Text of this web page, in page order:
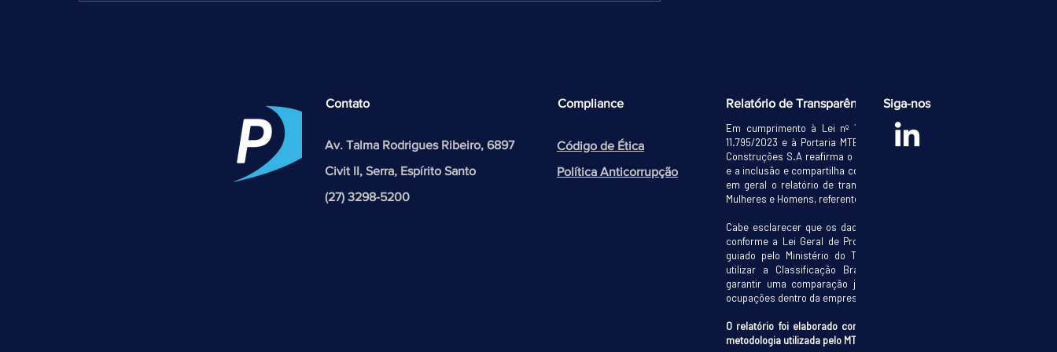
Doenças do Trabalho
Contato
Av. Talma Rodrigues Ribeiro, 6897
Civit II, Serra, Espírito Santo
(27) 3298-5200
Compliance Relatório de Transparência e Equidade Salarial
Em cumprimento à Lei nº 14.611, de 04/07/2023, o Decreto nº
11.795/2023 e à Portaria MTE nº 3.714, de 24/11/2023, A Pelicano
Construções S.A reafirma o seu compromisso com a diversidade
e a inclusão e compartilha com seus trabalhadores e a sociedade
em geral o relatório de transparência e Igualdade salarial entre
Mulheres e Homens, referente ao segundo ciclo de 2025.
Cabe esclarecer que os dados do relatório foram anonimizados,
conforme a Lei Geral de Proteção de Dados Pessoais – LGPD e
guiado pelo Ministério do Trabalho e Emprego (MTE), além de
utilizar a Classificação Brasileira de Ocupações (CBO), para
garantir uma comparação justa e equitativa entre as diversas
ocupações dentro da empresa.
O relatório foi elaborado com os dados do E-Social, adotando a
metodologia utilizada pelo MTE, atendendo às exigências legais.
Código de Ética
Política Anticorrupção
Siga-nos